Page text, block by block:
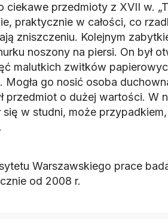
przedmioty z XVII w.
praktycznie w całości, co
zniszczeniu. Kolejnym
noszony na piersi. On był
malutkich zwitków
Mogła go nosić osoba
przedmiot o dużej wartości. W
się w studni, może
Warszawskiego prace
od 2008 r.